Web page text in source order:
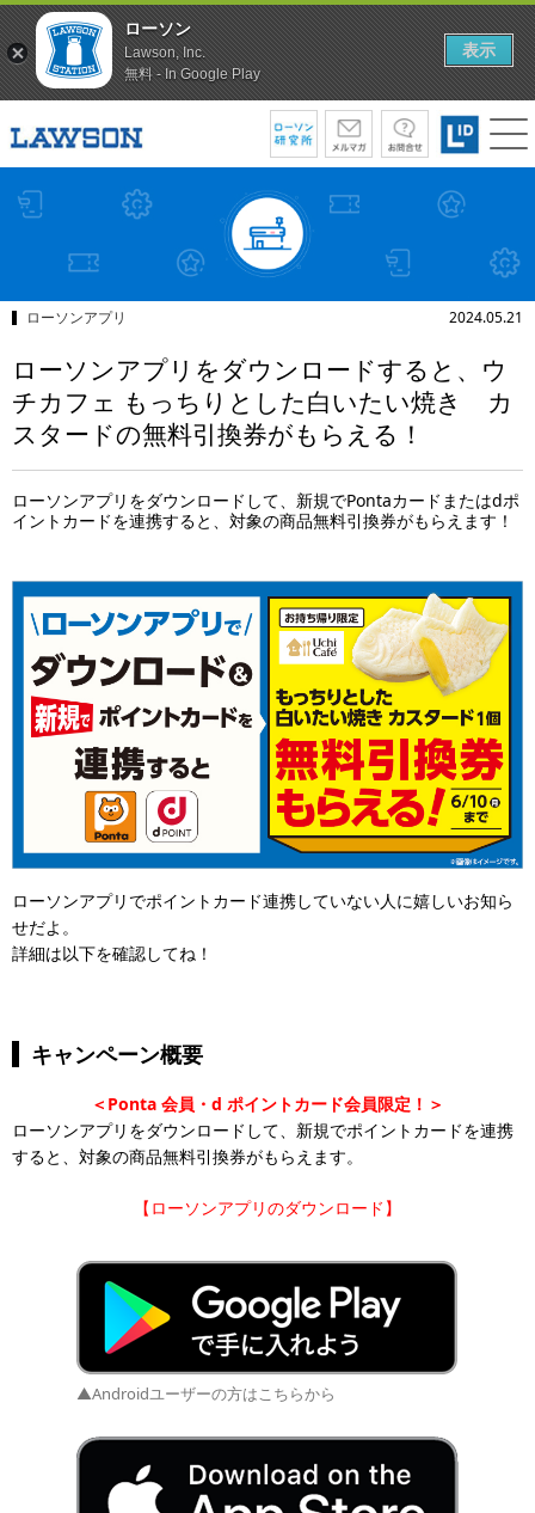
ローソンアプリ 2024.05.21
ローソンアプリをダウンロードすると、ウ
チカフェ もっちりとした白いたい焼き カ
スタードの無料引換券がもらえる！
ローソンアプリをダウンロードして、新規でPontaカードまたはdポ
イントカードを連携すると、対象の商品無料引換券がもらえます！
ローソンアプリでポイントカード連携していない人に嬉しいお知ら
せだよ。
詳細は以下を確認してね！
キャンペーン概要
＜Ponta 会員・d ポイントカード会員限定！＞
ローソンアプリをダウンロードして、新規でポイントカードを連携
すると、対象の商品無料引換券がもらえます。
【ローソンアプリのダウンロード】
▲Androidユーザーの方はこちらから
ローソン
Lawson, Inc.
無料 - In Google Play
表示